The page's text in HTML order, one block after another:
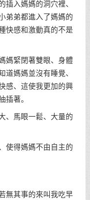
入媽媽的洞穴裡、
弟弟都進入了媽媽的
快感和激動真的不是
緊閉著雙眼、身體
道媽媽並沒有睡覺、
感、這使我更加的興
插著。
馬眼一鬆、大量的
得媽媽不由自主的
其事的來叫我吃早